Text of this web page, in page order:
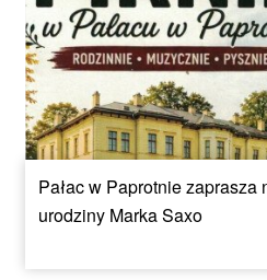
Pałac w Paprotnie zaprasza
urodziny Marka Saxo